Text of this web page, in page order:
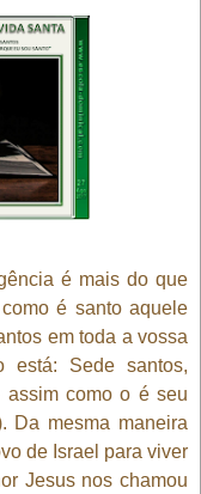
é mais do que
é santo aquele
em toda a vossa
está: Sede santos,
assim como o é seu
Da mesma maneira
de Israel para viver
Jesus nos chamou